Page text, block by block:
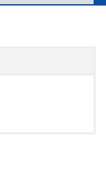
t